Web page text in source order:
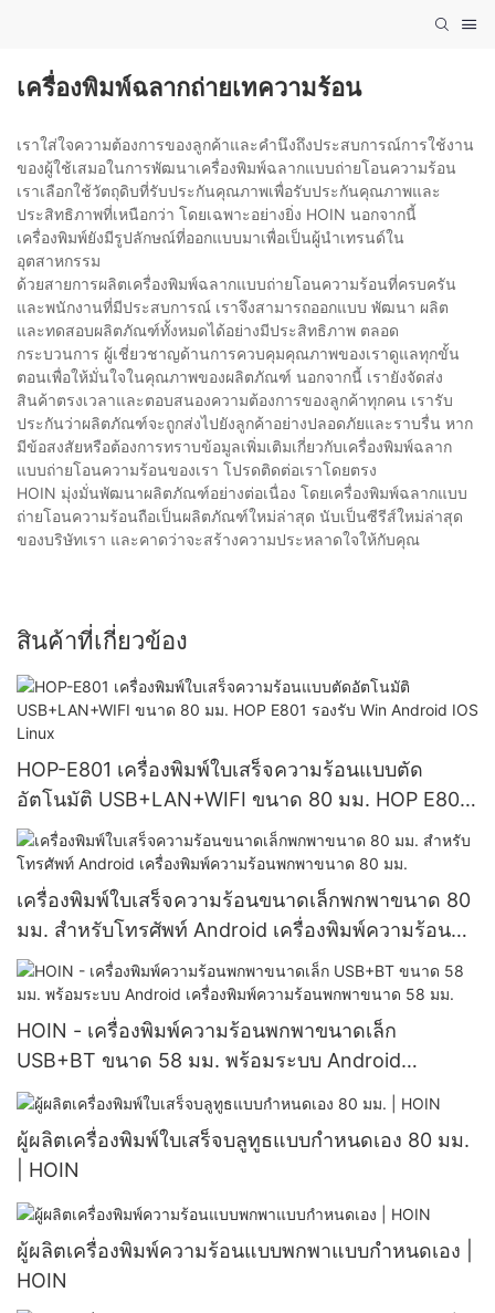
เครื่องพิมพ์ฉลากถ่ายเทความร้อน
เราใส่ใจความต้องการของลูกค้าและคำนึงถึงประสบการณ์การใช้งาน
ของผู้ใช้เสมอในการพัฒนาเครื่องพิมพ์ฉลากแบบถ่ายโอนความร้อน
เราเลือกใช้วัตถุดิบที่รับประกันคุณภาพเพื่อรับประกันคุณภาพและ
ประสิทธิภาพที่เหนือกว่า โดยเฉพาะอย่างยิ่ง HOIN นอกจากนี้
เครื่องพิมพ์ยังมีรูปลักษณ์ที่ออกแบบมาเพื่อเป็นผู้นำเทรนด์ใน
อุตสาหกรรม
ด้วยสายการผลิตเครื่องพิมพ์ฉลากแบบถ่ายโอนความร้อนที่ครบครัน
และพนักงานที่มีประสบการณ์ เราจึงสามารถออกแบบ พัฒนา ผลิต
และทดสอบผลิตภัณฑ์ทั้งหมดได้อย่างมีประสิทธิภาพ ตลอด
กระบวนการ ผู้เชี่ยวชาญด้านการควบคุมคุณภาพของเราดูแลทุกขั้น
ตอนเพื่อให้มั่นใจในคุณภาพของผลิตภัณฑ์ นอกจากนี้ เรายังจัดส่ง
สินค้าตรงเวลาและตอบสนองความต้องการของลูกค้าทุกคน เรารับ
ประกันว่าผลิตภัณฑ์จะถูกส่งไปยังลูกค้าอย่างปลอดภัยและราบรื่น หาก
มีข้อสงสัยหรือต้องการทราบข้อมูลเพิ่มเติมเกี่ยวกับเครื่องพิมพ์ฉลาก
แบบถ่ายโอนความร้อนของเรา โปรดติดต่อเราโดยตรง
HOIN มุ่งมั่นพัฒนาผลิตภัณฑ์อย่างต่อเนื่อง โดยเครื่องพิมพ์ฉลากแบบ
ถ่ายโอนความร้อนถือเป็นผลิตภัณฑ์ใหม่ล่าสุด นับเป็นซีรีส์ใหม่ล่าสุด
ของบริษัทเรา และคาดว่าจะสร้างความประหลาดใจให้กับคุณ
สินค้าที่เกี่ยวข้อง
HOP-E801 เครื่องพิมพ์ใบเสร็จความร้อนแบบตัด
อัตโนมัติ USB+LAN+WIFI ขนาด 80 มม. HOP E801
รองรับ Win Android IOS Linux
เครื่องพิมพ์ใบเสร็จความร้อนขนาดเล็กพกพาขนาด 80
มม. สำหรับโทรศัพท์ Android เครื่องพิมพ์ความร้อนพก
พาขนาด 80 มม.
HOIN - เครื่องพิมพ์ความร้อนพกพาขนาดเล็ก
USB+BT ขนาด 58 มม. พร้อมระบบ Android
เครื่องพิมพ์ความร้อนพกพาขนาด 58 มม.
ผู้ผลิตเครื่องพิมพ์ใบเสร็จบลูทูธแบบกำหนดเอง 80 มม.
| HOIN
ผู้ผลิตเครื่องพิมพ์ความร้อนแบบพกพาแบบกำหนดเอง |
HOIN